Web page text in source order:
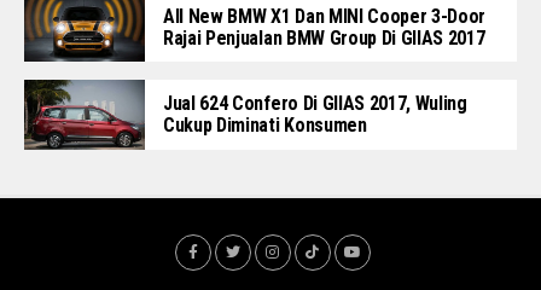
All New BMW X1 Dan MINI Cooper 3-Door
Rajai Penjualan BMW Group Di GIIAS 2017
Jual 624 Confero Di GIIAS 2017, Wuling
Cukup Diminati Konsumen